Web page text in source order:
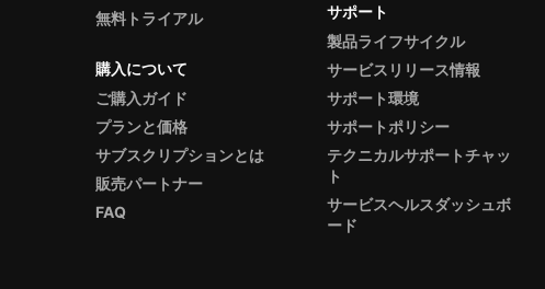
無料トライアル
購入について
ご購入ガイド
プランと価格
サブスクリプションとは
販売パートナー
FAQ
サポート
製品ライフサイクル
サービスリリース情報
サポート環境
サポートポリシー
テクニカルサポートチャッ
ト
サービスヘルスダッシュボ
ード